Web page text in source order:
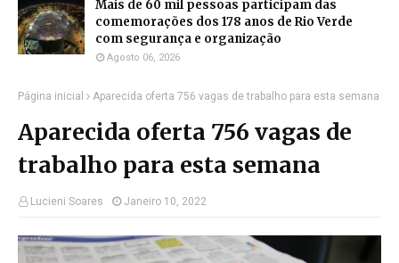
Mais de 60 mil pessoas participam das
comemorações dos 178 anos de Rio Verde
com segurança e organização
Agosto 06, 2026
Página inicial Aparecida oferta 756 vagas de trabalho para esta semana
Aparecida oferta 756 vagas de
trabalho para esta semana
Lucieni Soares Janeiro 10, 2022